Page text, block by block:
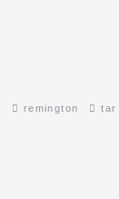
remington tar